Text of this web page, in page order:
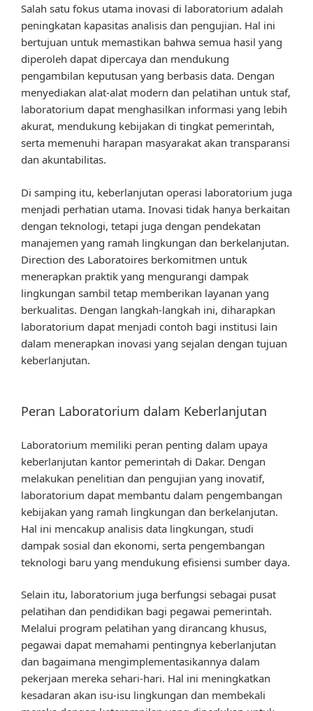
Salah satu fokus utama inovasi di laboratorium adalah
peningkatan kapasitas analisis dan pengujian. Hal ini
bertujuan untuk memastikan bahwa semua hasil yang
diperoleh dapat dipercaya dan mendukung
pengambilan keputusan yang berbasis data. Dengan
menyediakan alat-alat modern dan pelatihan untuk staf,
laboratorium dapat menghasilkan informasi yang lebih
akurat, mendukung kebijakan di tingkat pemerintah,
serta memenuhi harapan masyarakat akan transparansi
dan akuntabilitas.
Di samping itu, keberlanjutan operasi laboratorium juga
menjadi perhatian utama. Inovasi tidak hanya berkaitan
dengan teknologi, tetapi juga dengan pendekatan
manajemen yang ramah lingkungan dan berkelanjutan.
Direction des Laboratoires berkomitmen untuk
menerapkan praktik yang mengurangi dampak
lingkungan sambil tetap memberikan layanan yang
berkualitas. Dengan langkah-langkah ini, diharapkan
laboratorium dapat menjadi contoh bagi institusi lain
dalam menerapkan inovasi yang sejalan dengan tujuan
keberlanjutan.
Peran Laboratorium dalam Keberlanjutan
Laboratorium memiliki peran penting dalam upaya
keberlanjutan kantor pemerintah di Dakar. Dengan
melakukan penelitian dan pengujian yang inovatif,
laboratorium dapat membantu dalam pengembangan
kebijakan yang ramah lingkungan dan berkelanjutan.
Hal ini mencakup analisis data lingkungan, studi
dampak sosial dan ekonomi, serta pengembangan
teknologi baru yang mendukung efisiensi sumber daya.
Selain itu, laboratorium juga berfungsi sebagai pusat
pelatihan dan pendidikan bagi pegawai pemerintah.
Melalui program pelatihan yang dirancang khusus,
pegawai dapat memahami pentingnya keberlanjutan
dan bagaimana mengimplementasikannya dalam
pekerjaan mereka sehari-hari. Hal ini meningkatkan
kesadaran akan isu-isu lingkungan dan membekali